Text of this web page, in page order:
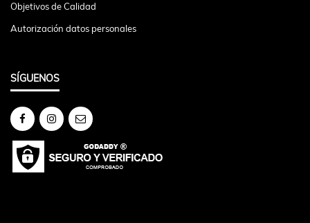
Objetivos de Calidad
Autorización datos personales
SÍGUENOS